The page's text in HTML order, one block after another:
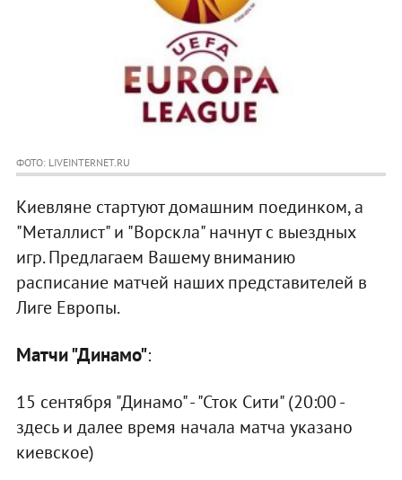
ФОТО: LIVEINTERNET.RU
Киевляне стартуют домашним поединком, а
"Металлист" и "Ворскла" начнут с выездных
игр. Предлагаем Вашему вниманию
расписание матчей наших представителей в
Лиге Европы.
Матчи "Динамо":
15 сентября "Динамо" - "Сток Сити" (20:00 -
здесь и далее время начала матча указано
киевское)